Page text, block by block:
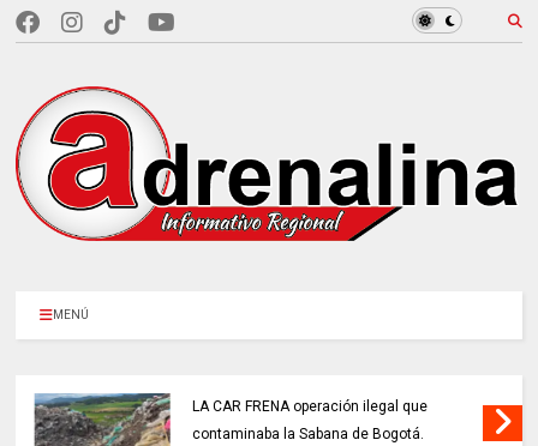
MENÚ
LA CAR FRENA operación ilegal que
contaminaba la Sabana de Bogotá.